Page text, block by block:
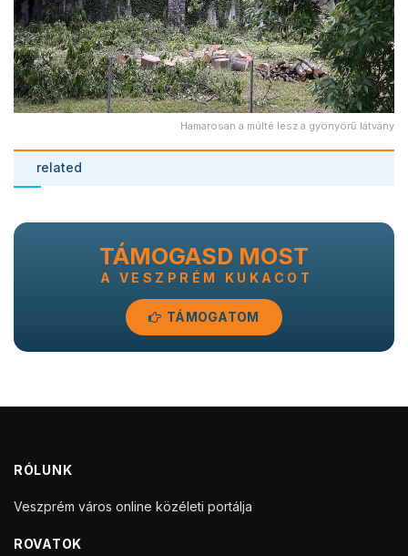
Hamarosan a múlté lesz a gyönyörű látvány
related
TÁMOGASD MOST
A VESZPRÉM KUKACOT
TÁMOGATOM
RÓLUNK
Veszprém város online közéleti portálja
ROVATOK